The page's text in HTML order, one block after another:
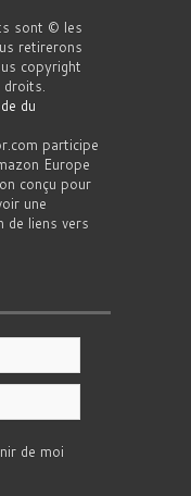
sont © les
retirerons
copyright
droits.
du
participe
Europe
conçu pour
une
de liens vers
de moi